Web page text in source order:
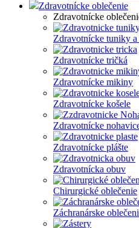
Zdravotnícke oblečenie
Zdravotnícke
Zdravotnícke tuniky
Zdravotnícke tričká
Zdravotnícke mikiny
Zdravotnícke košele
Zdravotnícke
Zdravotnícke plášte
Zdravotnícka obuv
Chirurgické oblečenie
Záchranárske